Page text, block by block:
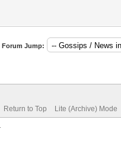
Forum Jump:
Return to Top Lite (Archive) Mode